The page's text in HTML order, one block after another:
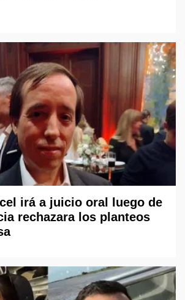
irá a juicio oral luego de
rechazara los planteos